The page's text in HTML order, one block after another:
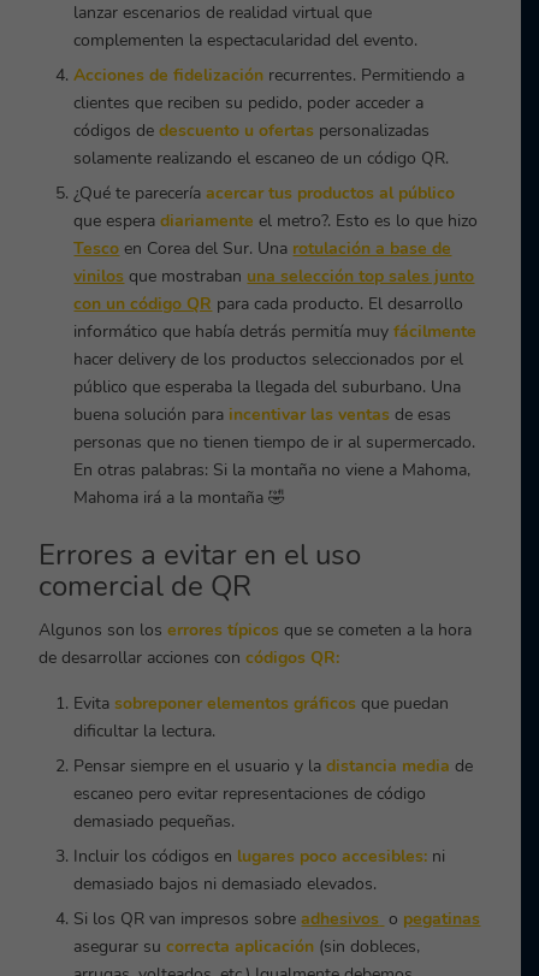
lanzar escenarios de realidad virtual que
complementen la espectacularidad del evento.
Acciones de fidelización recurrentes. Permitiendo a
clientes que reciben su pedido, poder acceder a
códigos dedescuento u ofertas personalizadas
solamente realizando el escaneo de un código QR.
¿Qué te pareceríaacercar tus productos al público
que esperadiariamente el metro?. Esto es lo que hizo
Tesco en Corea del Sur. Una rotulación a base de
vinilos que mostraban una selección top sales junto
con un código QR para cada producto. El desarrollo
informático que había detrás permitía muyfácilmente
hacer delivery de los productos seleccionados por el
público que esperaba la llegada del suburbano. Una
buena solución para incentivar las ventas de esas
personas que no tienen tiempo de ir al supermercado.
En otras palabras: Si la montaña no viene a Mahoma,
Mahoma irá a la montaña 🤣
Errores a evitar en el uso
comercial de QR
Algunos son loserrores típicos que se cometen a la hora
de desarrollar acciones concódigos QR:
Evitasobreponer elementos gráficos que puedan
dificultar la lectura.
Pensar siempre en el usuario y ladistancia media de
escaneo pero evitar representaciones de código
demasiado pequeñas.
Incluir los códigos en lugares poco accesibles: ni
demasiado bajos ni demasiado elevados.
Si los QR van impresos sobreadhesivos o pegatinas
asegurar sucorrecta aplicación (sin dobleces,